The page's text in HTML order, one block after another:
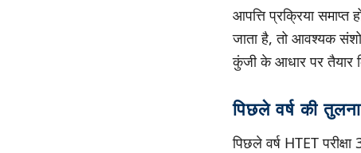
आपत्ति प्रक्रिया समाप्त
जाता है, तो आवश्यक
कुंजी के आधार पर तैयार
पिछले वर्ष की तुलना
पिछले वर्ष HTET